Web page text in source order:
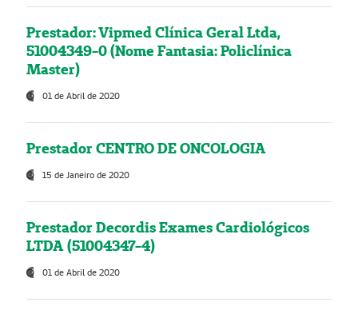
Prestador: Vipmed Clínica Geral Ltda,
51004349-0 (Nome Fantasia: Policlínica
Master)
01 de Abril de 2020
Prestador CENTRO DE ONCOLOGIA
15 de Janeiro de 2020
Prestador Decordis Exames Cardiológicos
LTDA (51004347-4)
01 de Abril de 2020